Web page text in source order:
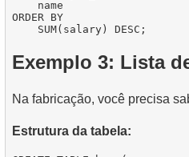
    name
ORDER BY
Exemplo 3: Lista
Na fabricação, você precisa
Estrutura da tabela: